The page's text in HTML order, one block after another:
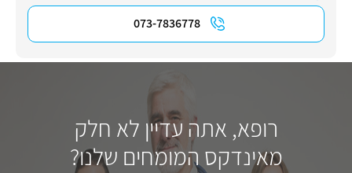
073-7836778
רופא, אתה עדיין לא חלק
מאינדקס המומחים שלנו?